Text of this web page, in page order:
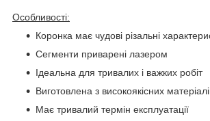
Особливості:
Коронка має чудові різальні
Сегменти приварені лазером
Ідеальна для тривалих і важких робіт
Виготовлена з високоякісних
Має тривалий термін експлуатації